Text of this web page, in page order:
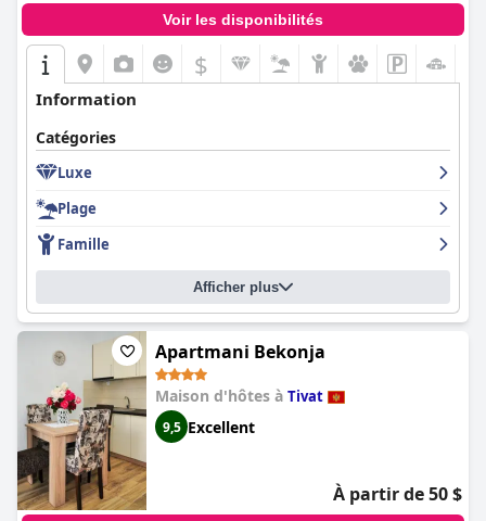
Voir les disponibilités
$
Information
Catégories
Luxe
Plage
Famille
Afficher plus
Apartmani Bekonja
Maison d'hôtes à Tivat
9,5 Excellent
À partir de 50 $